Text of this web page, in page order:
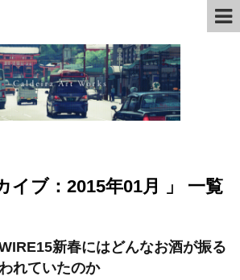
イブ：2015年01月 」 一覧
新春にはどんなお酒が振る
れていたのか